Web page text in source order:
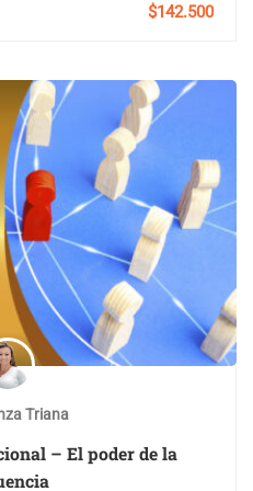
$142.500
Triana
– El poder de la